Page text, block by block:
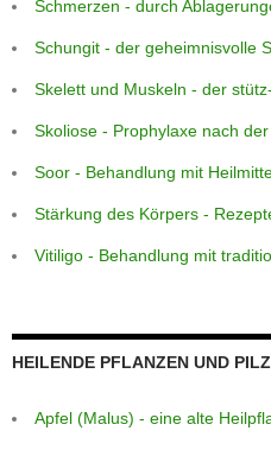
Schmerzen - durch
Schungit - der geheimnisvolle
Skelett und Muskeln - der
Skoliose - Prophylaxe nach
Soor - Behandlung mit
Stärkung des Körpers -
Vitiligo - Behandlung mit
HEILENDE PFLANZEN UND
Apfel (Malus) - eine alte